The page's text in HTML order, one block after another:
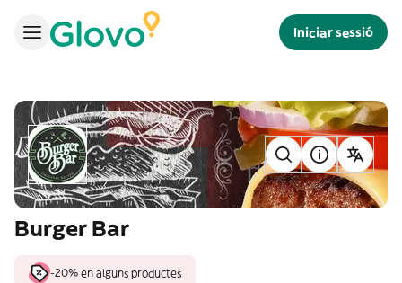
Iniciar sessió
Burger Bar
-20% en alguns productes